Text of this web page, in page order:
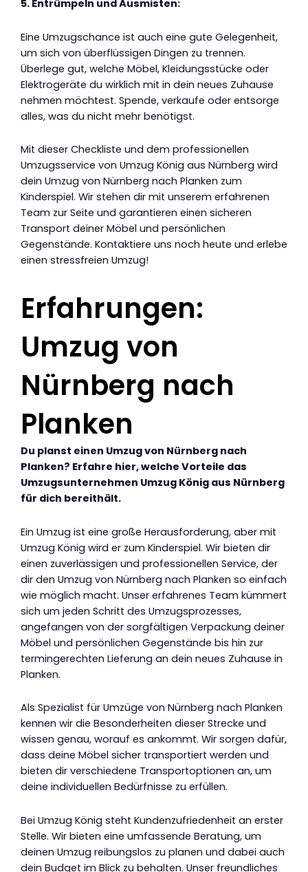
5. Entrümpeln und Ausmisten:
Eine Umzugschance ist auch eine gute Gelegenheit,
um sich von überflüssigen Dingen zu trennen.
Überlege gut, welche Möbel, Kleidungsstücke oder
Elektrogeräte du wirklich mit in dein neues Zuhause
nehmen möchtest. Spende, verkaufe oder entsorge
alles, was du nicht mehr benötigst.
Mit dieser Checkliste und dem professionellen
Umzugsservice von Umzug König aus Nürnberg wird
dein Umzug von Nürnberg nach Planken zum
Kinderspiel. Wir stehen dir mit unserem erfahrenen
Team zur Seite und garantieren einen sicheren
Transport deiner Möbel und persönlichen
Gegenstände. Kontaktiere uns noch heute und erlebe
einen stressfreien Umzug!
Erfahrungen:
Umzug von
Nürnberg nach
Planken
Du planst einen Umzug von Nürnberg nach
Planken? Erfahre hier, welche Vorteile das
Umzugsunternehmen Umzug König aus Nürnberg
für dich bereithält.
Ein Umzug ist eine große Herausforderung, aber mit
Umzug König wird er zum Kinderspiel. Wir bieten dir
einen zuverlässigen und professionellen Service, der
dir den Umzug von Nürnberg nach Planken so einfach
wie möglich macht. Unser erfahrenes Team kümmert
sich um jeden Schritt des Umzugsprozesses,
angefangen von der sorgfältigen Verpackung deiner
Möbel und persönlichen Gegenstände bis hin zur
termingerechten Lieferung an dein neues Zuhause in
Planken.
Als Spezialist für Umzüge von Nürnberg nach Planken
kennen wir die Besonderheiten dieser Strecke und
wissen genau, worauf es ankommt. Wir sorgen dafür,
dass deine Möbel sicher transportiert werden und
bieten dir verschiedene Transportoptionen an, um
deine individuellen Bedürfnisse zu erfüllen.
Bei Umzug König steht Kundenzufriedenheit an erster
Stelle. Wir bieten eine umfassende Beratung, um
deinen Umzug reibungslos zu planen und dabei auch
dein Budget im Blick zu behalten. Unser freundliches